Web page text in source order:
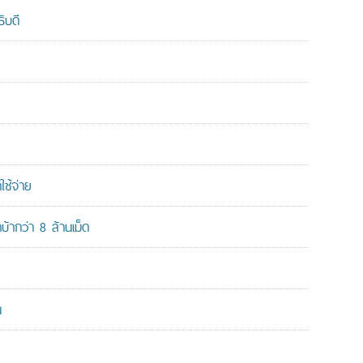
บดี
จ่าย
กว่า 8 ล้านเม็ด